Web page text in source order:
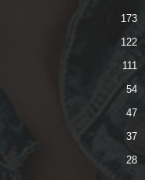
173
122
111
54
47
37
28